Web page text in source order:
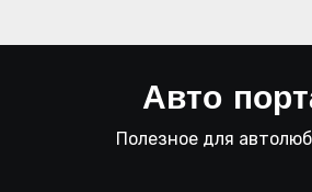
Авто
Полезное для